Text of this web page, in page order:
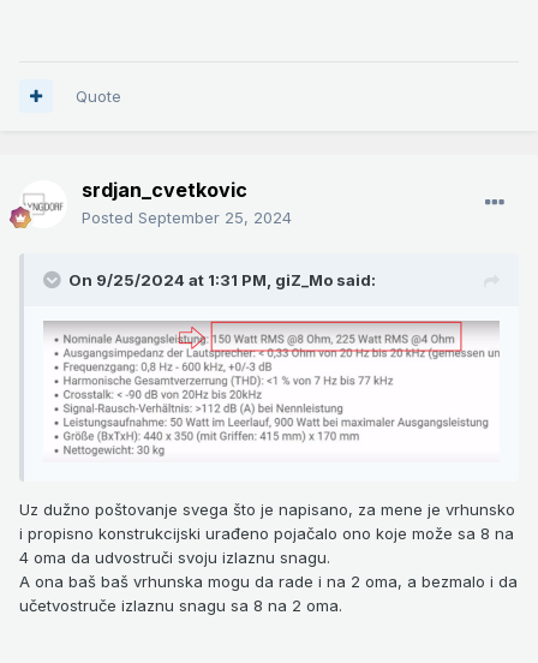
Quote
srdjan_cvetkovic
Posted September 25, 2024
On 9/25/2024 at 1:31 PM, giZ_Mo said:
Uz dužno poštovanje svega što je napisano, za mene je vrhunsko
i propisno konstrukcijski urađeno pojačalo ono koje može sa 8 na
4 oma da udvostruči svoju izlaznu snagu.
A ona baš baš vrhunska mogu da rade i na 2 oma, a bezmalo i da
učetvostruče izlaznu snagu sa 8 na 2 oma.